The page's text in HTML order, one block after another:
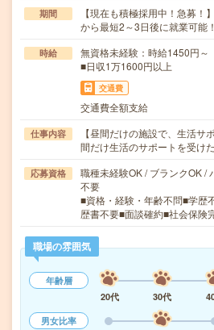
期間
【現在も積極採用中！急募！
から最短2～3日後に就業可能！
時給
無資格未経験：時給1450円
■日収1万1600円以上
交通費
交通費全額支給
仕事内容
【昼間だけの施設で、生活サ
間だけ生活のサポートを受け
応募資格
職種未経験OK / ブランクOK /
不要
■資格・経験・年齢不問■学歴
歴書不要■面談確約■社会保険
職場の雰囲気
年齢層
20代
30代
男女比率